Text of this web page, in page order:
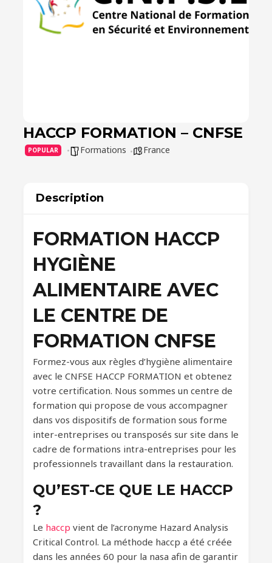
HACCP FORMATION – CNFSE
POPULAR Formations France
Description
FORMATION HACCP
HYGIÈNE
ALIMENTAIRE AVEC
LE CENTRE DE
FORMATION CNFSE
Formez-vous aux règles d’hygiène alimentaire
avec le CNFSE HACCP FORMATION et obtenez
votre certification. Nous sommes un centre de
formation qui propose de vous accompagner
dans vos dispositifs de formation sous forme
inter-entreprises ou transposés sur site dans le
cadre de formations intra-entreprises pour les
professionnels travaillant dans la restauration.
QU’EST-CE QUE LE HACCP
?
Le haccp vient de l’acronyme Hazard Analysis
Critical Control. La méthode haccp a été créée
dans les années 60 pour la nasa afin de garantir